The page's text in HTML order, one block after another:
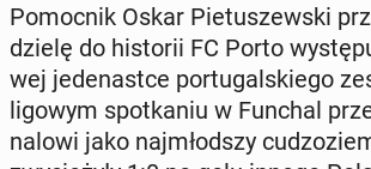
Po­moc­nik Oskar Pie­tu­szew­ski
dzie­lę do hi­sto­rii FC Porto
wej je­de­na­st­ce por­tu­gal­skie­go
ligowym spo­tka­niu w Funchal
na­lo­wi jako naj­młod­szy